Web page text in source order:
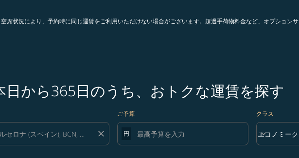
席状況により、予約時に同じ運賃をご利用いただけない場合がございます。超過手荷物料金など、オプション
から365日のうち、おトクな運賃を探す
close
ご予算
円
クラス
クラス
エコノミー
keyboard_arrow_down